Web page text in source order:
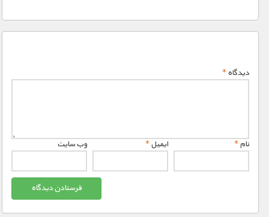
دیدگاه*
نام* ایمیل* وب‌ سایت